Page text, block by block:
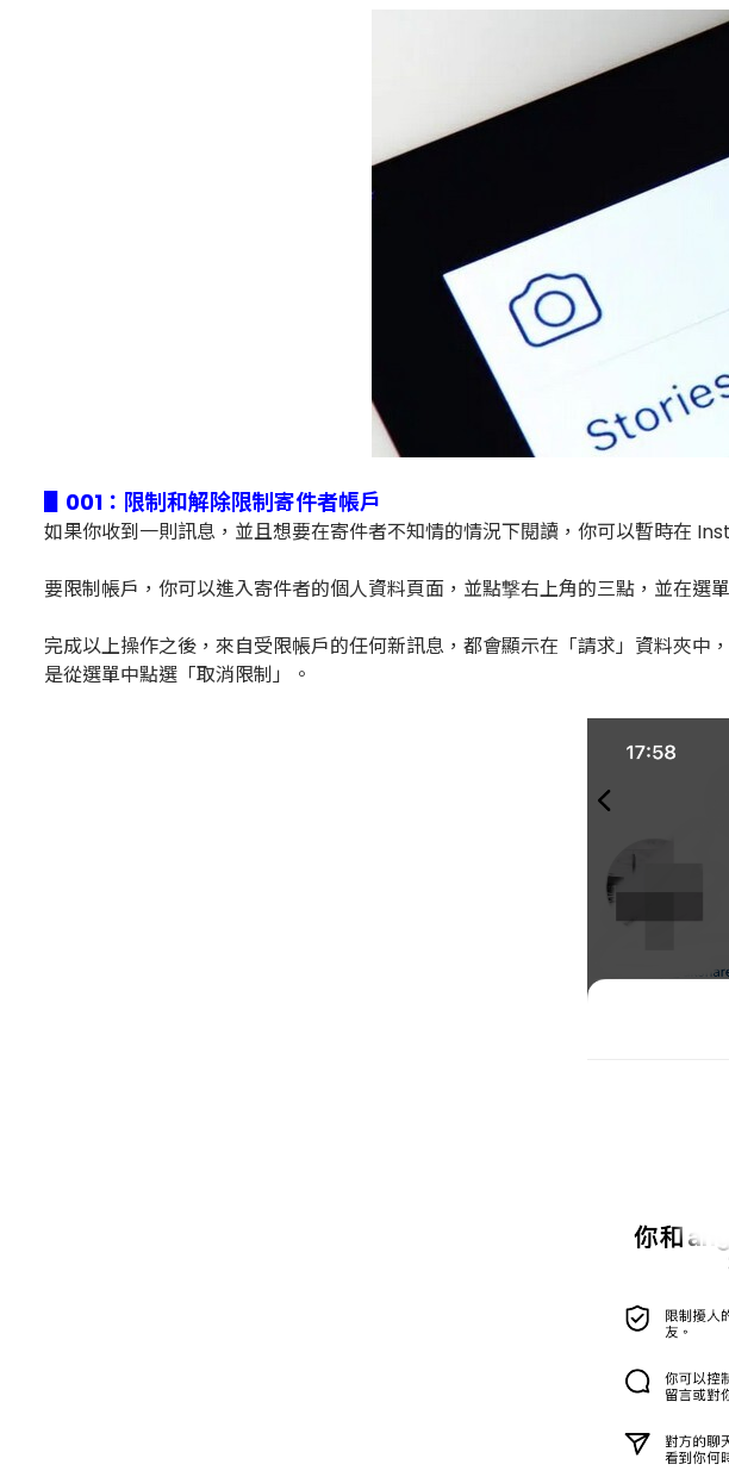
▋001：限制和解除限制寄件者帳戶
如果你收到一則訊息，並且想要在寄件者不知情的情況下閱讀，你可以暫時在
要限制帳戶，你可以進入寄件者的個人資料頁面，並點撃右上角的三點，並在選
完成以上操作之後，來自受限帳戶的任何新訊息，都會顯示在「請求」資料夾
是從選單中點選「取消限制」。